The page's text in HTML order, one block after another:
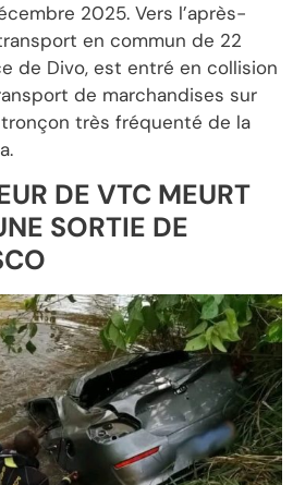
2025. Vers l’après-
en commun de 22
de Divo, est entré en collision
de marchandises sur
tronçon très fréquenté de la
DE VTC MEURT
SORTIE DE